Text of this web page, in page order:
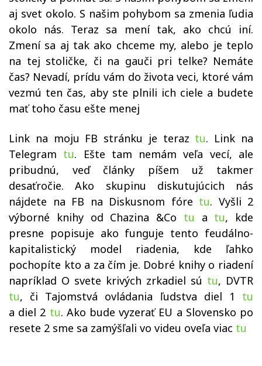
aj svet okolo. S našim pohybom sa zmenia ľudia
okolo nás. Teraz sa mení tak, ako chcú iní.
Zmení sa aj tak ako chceme my, alebo je teplo
na tej stoličke, či na gauči pri telke? Nemáte
čas? Nevadí, prídu vám do života veci, ktoré vám
vezmú ten čas, aby ste plnili ich ciele a budete
mať toho času ešte menej
Link na moju FB stránku je teraz tu. Link na
Telegram tu. Ešte tam nemám veľa vecí, ale
pribudnú, veď články píšem už takmer
desaťročie. Ako skupinu diskutujúcich nás
nájdete na FB na Diskusnom fóre tu. Vyšli 2
výborné knihy od Chazina &Co tu a tu, kde
presne popisuje ako funguje tento feudálno-
kapitalistický model riadenia, kde ľahko
pochopíte kto a za čím je. Dobré knihy o riadení
napríklad O svete krivých zrkadiel sú tu, DVTR
tu, či Tajomstvá ovládania ľudstva diel 1 tu
a diel 2 tu. Ako bude vyzerať EU a Slovensko po
resete 2 sme sa zamýšľali vo videu oveľa viac tu